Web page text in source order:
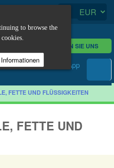
KONTAKTIEREN SIE UNS
FETTE UND FLÜSSIGKEITEN
FETTE UND
to browse the